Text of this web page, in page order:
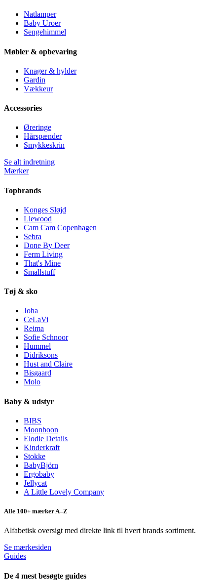
Natlamper
Baby Uroer
Sengehimmel
Møbler & opbevaring
Knager & hylder
Gardin
Vækkeur
Accessories
Øreringe
Hårspænder
Smykkeskrin
Se alt indretning
Mærker
Topbrands
Konges Sløjd
Liewood
Cam Cam Copenhagen
Sebra
Done By Deer
Ferm Living
That's Mine
Smallstuff
Tøj & sko
Joha
CeLaVi
Reima
Sofie Schnoor
Hummel
Didriksons
Hust and Claire
Bisgaard
Molo
Baby & udstyr
BIBS
Moonboon
Elodie Details
Kinderkraft
Stokke
BabyBjörn
Ergobaby
Jellycat
A Little Lovely Company
Alle 100+ mærker A–Z
Alfabetisk oversigt med direkte link til hvert brands sortiment.
Se mærkesiden
Guides
De 4 mest besøgte guides